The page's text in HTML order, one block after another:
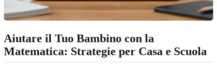
Aiutare il Tuo Bambino con la
Matematica: Strategie per Casa e Scuola